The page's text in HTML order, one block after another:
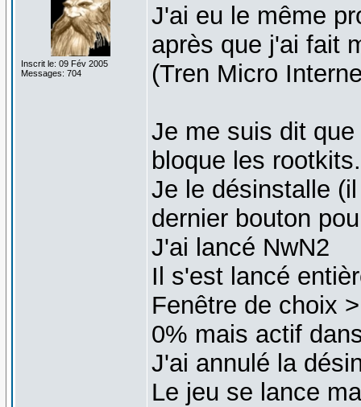
Inscrit le: 09 Fév 2005
Messages: 704
J'ai eu le même
après que j'ai fait
(Tren Micro
Je me suis dit
bloque les
Je le désinstalle
dernier bouton
J'ai lancé NwN2
Il s'est lancé
Fenêtre de choix
0% mais actif
J'ai annulé la
Le jeu se lance